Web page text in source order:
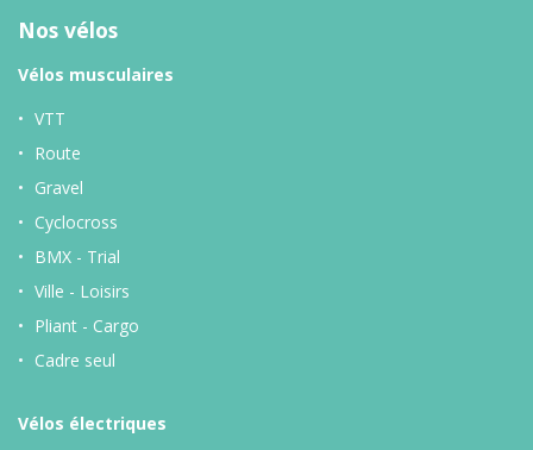
Nos vélos
Vélos musculaires
VTT
Route
Gravel
Cyclocross
BMX - Trial
Ville - Loisirs
Pliant - Cargo
Cadre seul
Vélos électriques